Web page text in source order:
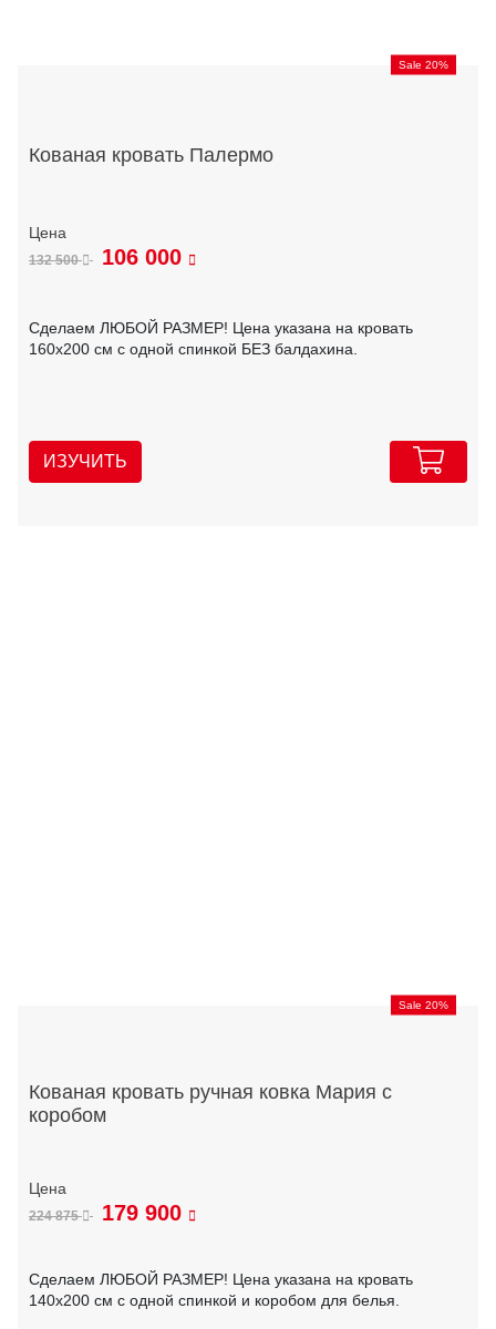
Sale 20%
Кованая кровать Палермо
132 500 106 000
Сделаем ЛЮБОЙ РАЗМЕР! Цена указана на кровать
160х200 см с одной спинкой БЕЗ балдахина.
ИЗУЧИТЬ
Sale 20%
Кованая кровать ручная ковка Мария с
коробом
224 875 179 900
Сделаем ЛЮБОЙ РАЗМЕР! Цена указана на кровать
140х200 см с одной спинкой и коробом для белья.